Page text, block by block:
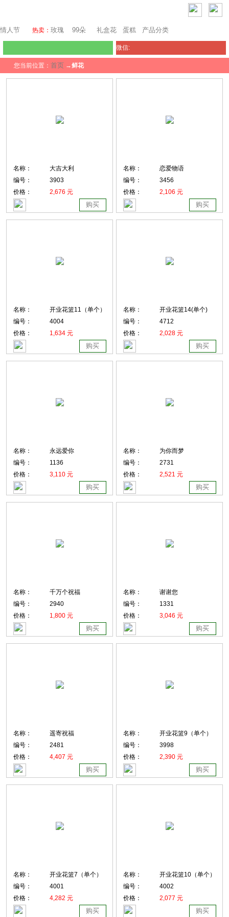
情人节 热卖： 玫瑰 99朵 礼盒花 蛋糕 产品分类
微信:
您当前位置： 首页 →鲜花
名称：
大吉大利
编号：
3903
价格：
2,676 元
购买
名称：
恋爱物语
编号：
3456
价格：
2,106 元
购买
名称：
开业花篮11（单个）
编号：
4004
价格：
1,634 元
购买
名称：
开业花篮14(单个)
编号：
4712
价格：
2,028 元
购买
名称：
永远爱你
编号：
1136
价格：
3,110 元
购买
名称：
为你而梦
编号：
2731
价格：
2,521 元
购买
名称：
千万个祝福
编号：
2940
价格：
1,800 元
购买
名称：
谢谢您
编号：
1331
价格：
3,046 元
购买
名称：
遥寄祝福
编号：
2481
价格：
4,407 元
购买
名称：
开业花篮9（单个）
编号：
3998
价格：
2,390 元
购买
名称：
开业花篮7（单个）
编号：
4001
价格：
4,282 元
购买
名称：
开业花篮10（单个）
编号：
4002
价格：
2,077 元
购买